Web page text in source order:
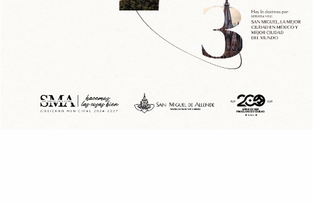
La Feria Estatal de León registró en 27 días una asistencia de
más de 6 millones 700 mil personas,...